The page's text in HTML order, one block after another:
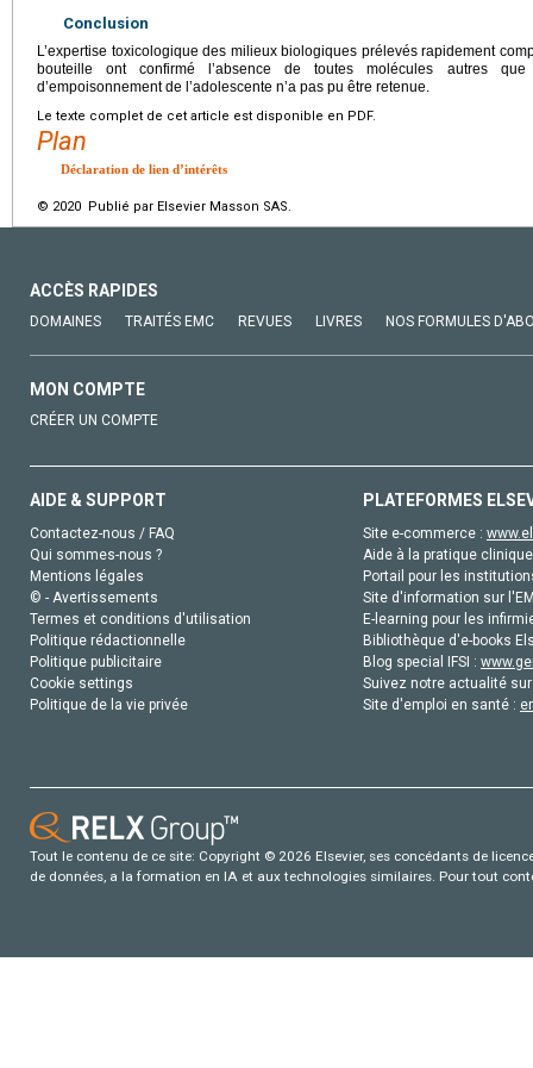
Conclusion
L’expertise toxicologique des milieux biologiques prélevés rapidement
bouteille ont confirmé l’absence de toutes molécules autres
d’empoisonnement de l’adolescente n’a pas pu être retenue.
Le texte complet de cet article est disponible en PDF.
Plan
Déclaration de lien d’intérêts
© 2020 Publié par Elsevier Masson SAS.
ACCÈS RAPIDES
DOMAINES TRAITÉS EMC REVUES LIVRES NOS FORMULES
MON COMPTE
CRÉER UN COMPTE
AIDE & SUPPORT
Contactez-nous / FAQ
Qui sommes-nous ?
Mentions légales
© - Avertissements
Termes et conditions d'utilisation
Politique rédactionnelle
Politique publicitaire
Cookie settings
Politique de la vie privée
PLATEFORMES
Site e-commerce :
Aide à la pratique
Portail pour les
Site d'information sur
E-learning pour les
Bibliothèque d'e-books
Blog special IFSI :
Suivez notre actualité
Site d'emploi en santé :
Tout le contenu de ce site: Copyright © 2026 Elsevier, ses concédants de
de données, a la formation en IA et aux technologies similaires. Pour tout